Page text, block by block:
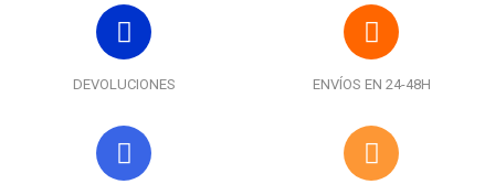
DEVOLUCIONES ENVÍOS EN 24-48H